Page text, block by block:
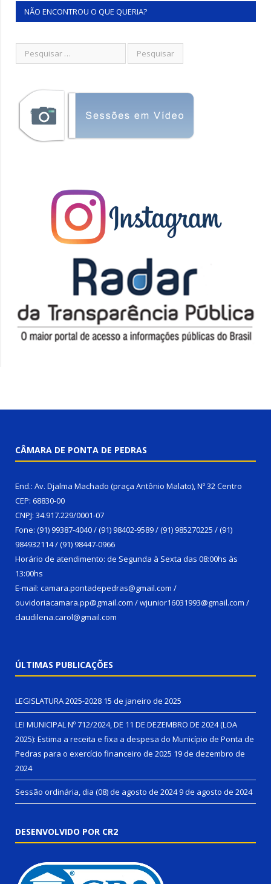
NÃO ENCONTROU O QUE QUERIA?
CÂMARA DE PONTA DE PEDRAS
End.: Av. Djalma Machado (praça Antônio Malato), Nº 32 Centro
CEP: 68830-00
CNPJ: 34.917.229/0001-07
Fone: (91) 99387-4040 / (91) 98402-9589 / (91) 985270225 / (91)
984932114 / (91) 98447-0966
Horário de atendimento: de Segunda à Sexta das 08:00hs às
13:00hs
E-mail: camara.pontadepedras@gmail.com /
ouvidoriacamara.pp@gmail.com / wjunior16031993@gmail.com /
claudilena.carol@gmail.com
ÚLTIMAS PUBLICAÇÕES
LEGISLATURA 2025-2028 15 de janeiro de 2025
LEI MUNICIPAL Nº 712/2024, DE 11 DE DEZEMBRO DE 2024 (LOA
2025): Estima a receita e fixa a despesa do Município de Ponta de
Pedras para o exercício financeiro de 2025 19 de dezembro de
2024
Sessão ordinária, dia (08) de agosto de 20249 de agosto de 2024
DESENVOLVIDO POR CR2